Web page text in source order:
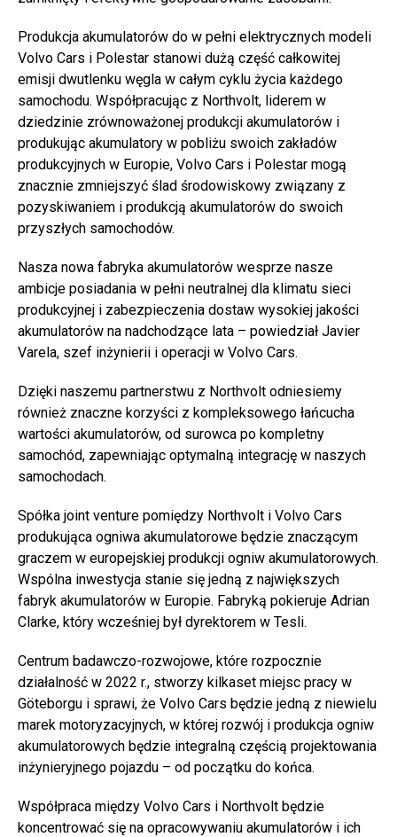
Produkcja akumulatorów do w pełni elektrycznych modeli
Volvo Cars i Polestar stanowi dużą część całkowitej
emisji dwutlenku węgla w całym cyklu życia każdego
samochodu. Współpracując z Northvolt, liderem w
dziedzinie zrównoważonej produkcji akumulatorów i
produkując akumulatory w pobliżu swoich zakładów
produkcyjnych w Europie, Volvo Cars i Polestar mogą
znacznie zmniejszyć ślad środowiskowy związany z
pozyskiwaniem i produkcją akumulatorów do swoich
przyszłych samochodów.
Nasza nowa fabryka akumulatorów wesprze nasze
ambicje posiadania w pełni neutralnej dla klimatu sieci
produkcyjnej i zabezpieczenia dostaw wysokiej jakości
akumulatorów na nadchodzące lata – powiedział Javier
Varela, szef inżynierii i operacji w Volvo Cars.
Dzięki naszemu partnerstwu z Northvolt odniesiemy
również znaczne korzyści z kompleksowego łańcucha
wartości akumulatorów, od surowca po kompletny
samochód, zapewniając optymalną integrację w naszych
samochodach.
Spółka joint venture pomiędzy Northvolt i Volvo Cars
produkująca ogniwa akumulatorowe będzie znaczącym
graczem w europejskiej produkcji ogniw akumulatorowych.
Wspólna inwestycja stanie się jedną z największych
fabryk akumulatorów w Europie. Fabryką pokieruje Adrian
Clarke, który wcześniej był dyrektorem w Tesli.
Centrum badawczo-rozwojowe, które rozpocznie
działalność w 2022 r., stworzy kilkaset miejsc pracy w
Göteborgu i sprawi, że Volvo Cars będzie jedną z niewielu
marek motoryzacyjnych, w której rozwój i produkcja ogniw
akumulatorowych będzie integralną częścią projektowania
inżynieryjnego pojazdu – od początku do końca.
Współpraca między Volvo Cars i Northvolt będzie
koncentrować się na opracowywaniu akumulatorów i ich